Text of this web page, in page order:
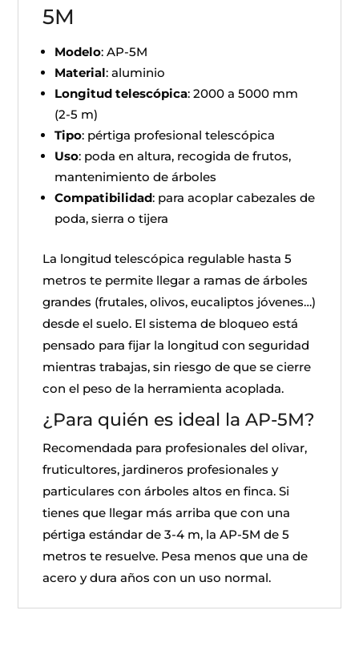
5M
Modelo: AP-5M
Material: aluminio
Longitud telescópica: 2000 a 5000 mm
(2-5 m)
Tipo: pértiga profesional telescópica
Uso: poda en altura, recogida de frutos,
mantenimiento de árboles
Compatibilidad: para acoplar cabezales de
poda, sierra o tijera
La longitud telescópica regulable hasta 5
metros te permite llegar a ramas de árboles
grandes (frutales, olivos, eucaliptos jóvenes…)
desde el suelo. El sistema de bloqueo está
pensado para fijar la longitud con seguridad
mientras trabajas, sin riesgo de que se cierre
con el peso de la herramienta acoplada.
¿Para quién es ideal la AP-5M?
Recomendada para profesionales del olivar,
fruticultores, jardineros profesionales y
particulares con árboles altos en finca. Si
tienes que llegar más arriba que con una
pértiga estándar de 3-4 m, la AP-5M de 5
metros te resuelve. Pesa menos que una de
acero y dura años con un uso normal.